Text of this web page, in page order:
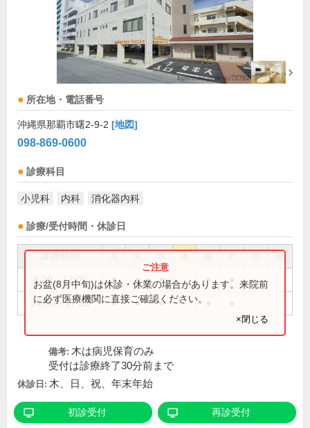
所在地・電話番号
沖縄県那覇市曙2-9-2 [地図]
098-869-0600
診療科目
小児科 内科 消化器内科
診療/受付時間・休診日
祝
8:30～12:00 ● ● ● ●
14:00～17:30 ● ● ●
お盆(8月中旬)は休診・休業の場合があります。来院前
に必ず医療機関に直接ご確認ください。
×閉じる
備考: 木は病児保育のみ
受付は診療終了30分前まで
休診日: 木、日、祝、年末年始
初診受付 再診受付